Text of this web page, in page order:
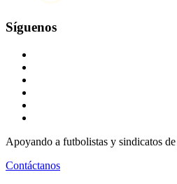
Síguenos
Apoyando a futbolistas y sindicatos
Contáctanos